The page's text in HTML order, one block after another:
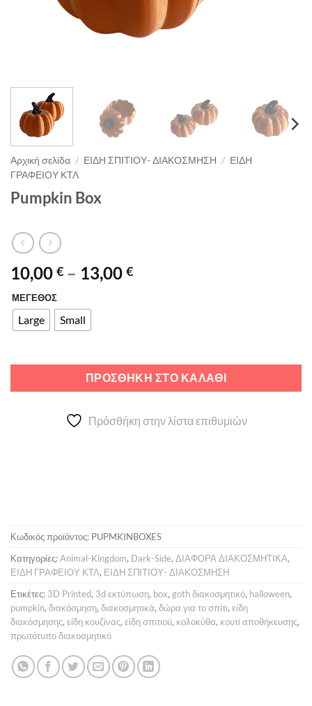
Αρχική σελίδα / ΕΙΔΗ ΣΠΙΤΙΟΥ- ΔΙΑΚΟΣΜΗΣΗ / ΕΙΔΗ
ΓΡΑΦΕΙΟΥ ΚΤΛ
Pumpkin Box
10,00 € – 13,00 €Price
ΜΕΓΕΘΟΣ
Large Small
ΠΡΟΣΘΉΚΗ ΣΤΟ ΚΑΛΆΘΙ
Alternative:
Πρόσθήκη στην λίστα επιθυμιών
Κωδικός προϊόντος: PUPMKINBOXES
Κατηγορίες:Animal-Kingdom, Dark-Side, ΔΙΑΦΟΡΑ ΔΙΑΚΟΣΜΗΤΙΚΑ,
ΕΙΔΗ ΓΡΑΦΕΙΟΥ ΚΤΛ, ΕΙΔΗ ΣΠΙΤΙΟΥ- ΔΙΑΚΟΣΜΗΣΗ
Ετικέτες: 3D Printed, 3d εκτύπωση, box, goth διακοσμητικό, halloween,
pumpkin, διακόσμηση, διακοσμητικά, δώρα για το σπίτι, είδη
διακόσμησης, είδη κουζίνας, είδη σπιτιού, κολοκύθα, κουτί αποθήκευσης,
πρωτότυπο διακοσμητικό